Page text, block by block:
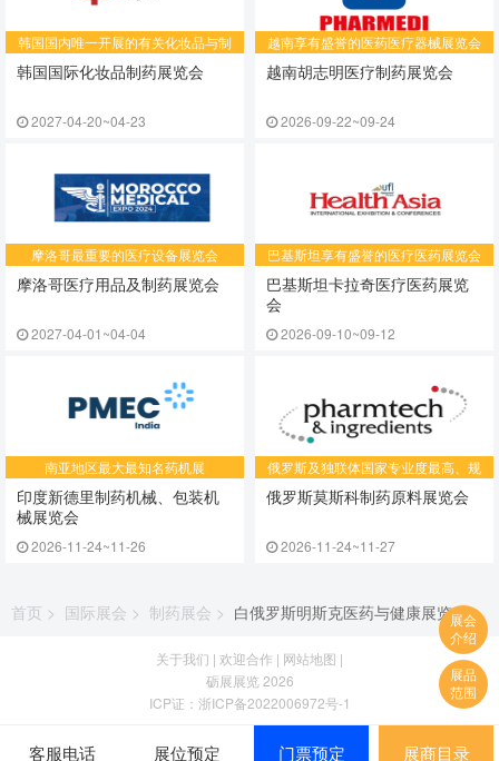
韩国国内唯一开展的有关化妆品与制
药行业的展览会
韩国国际化妆品制药展览会
2027-04-20~04-23
​越南享有盛誉的医药医疗器械展览会
越南胡志明医疗制药展览会
2026-09-22~09-24
摩洛哥最重要的医疗设备展览会
摩洛哥医疗用品及制药展览会
2027-04-01~04-04
​巴基斯坦享有盛誉的医疗医药展览会
巴基斯坦卡拉奇医疗医药展览
会
2026-09-10~09-12
南亚地区最大最知名药机展
印度新德里制药机械、包装机
械展览会
2026-11-24~11-26
​俄罗斯及独联体国家专业度最高、规
模最大的制药行业的专业展会
俄罗斯莫斯科制药原料展览会
2026-11-24~11-27
首页 > 国际展会 > 制药展会 > 白俄罗斯明斯克医药与健康展览会
展会
介绍
展品
范围
客服电话 展位预定 门票预定 展商目录
关于我们 | 欢迎合作 | 网站地图 |
砺展展览 2026
ICP证： 浙ICP备2022006972号-1